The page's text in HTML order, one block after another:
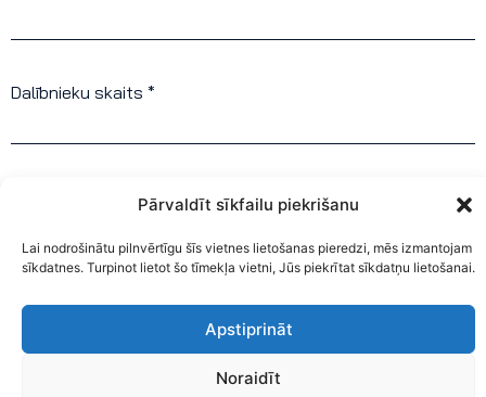
Pārvaldīt sīkfailu piekrišanu
Lai nodrošinātu pilnvērtīgu šīs vietnes lietošanas pieredzi, mēs izmantojam
sīkdatnes. Turpinot lietot šo tīmekļa vietni, Jūs piekrītat sīkdatņu lietošanai.
Apstiprināt
Noraidīt
Dalībnieku skaits *
Pieteikties